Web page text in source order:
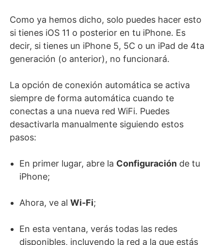
Como ya hemos dicho, solo puedes hacer esto
si tienes iOS 11 o posterior en tu iPhone. Es
decir, si tienes un iPhone 5, 5C o un iPad de 4ta
generación (o anterior), no funcionará.
La opción de conexión automática se activa
siempre de forma automática cuando te
conectas a una nueva red WiFi. Puedes
desactivarla manualmente siguiendo estos
pasos:
En primer lugar, abre la Configuración de tu
iPhone;
Ahora, ve al Wi-Fi;
En esta ventana, verás todas las redes
disponibles, incluyendo la red a la que estás